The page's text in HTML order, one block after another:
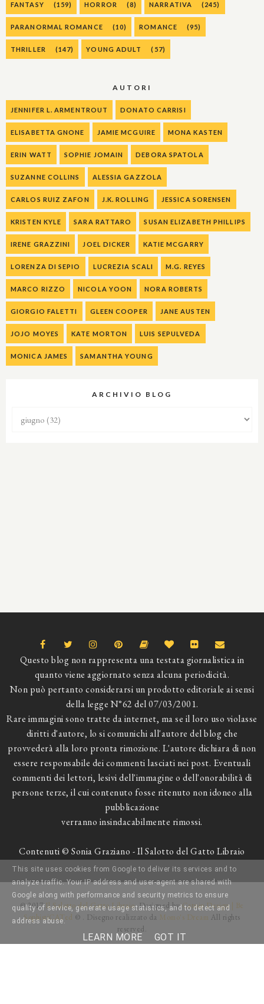
FANTASY (159) HORROR (8) NARRATIVA (245)
PARANORMAL ROMANCE (10) ROMANCE (95)
THRILLER (147) YOUNG ADULT (57)
AUTORI
JENNIFER L. ARMENTROUT DONATO CARRISI
ELISABETTA GNONE JAMIE MCGUIRE MONA KASTEN
ERIN WATT SOPHIE JOMAIN DEBORA SPATOLA
SUZANNE COLLINS ALESSIA GAZZOLA
CARLOS RUIZ ZAFON J.K. ROLLING JESSICA SORENSEN
KRISTEN KYLE SARA RATTARO SUSAN ELIZABETH PHILLIPS
IRENE GRAZZINI JOEL DICKER KATIE MCGARRY
LORENZA DI SEPIO LUCREZIA SCALI M.G. REYES
MARCO RIZZO NICOLA YOON NORA ROBERTS
GIORGIO FALETTI GLEEN COOPER JANE AUSTEN
JOJO MOYES KATE MORTON LUIS SEPULVEDA
MONICA JAMES SAMANTHA YOUNG
ARCHIVIO BLOG
Questo blog non rappresenta una testata giornalistica in
quanto viene aggiornato senza alcuna periodicità.
Non può pertanto considerarsi un prodotto editoriale ai sensi
della legge N°62 del 07/03/2001.
Rare immagini sono tratte da internet, ma se il loro uso violasse
diritti d'autore, lo si comunichi all'autore del blog che
provvederà alla loro pronta rimozione. L'autore dichiara di non
essere responsabile dei commenti lasciati nei post. Eventuali
commenti dei lettori, lesivi dell'immagine o dell'onorabilità di
persone terze, il cui contenuto fosse ritenuto non idoneo alla
pubblicazione
verranno insindacabilmente rimossi.
Contenuti © Sonia Graziano - Il Salotto del Gatto Libraio
© 2017Il Salotto del Gatto Libraio. Designed byCatnip Design | Be
SophistiCATed © . Disegno realizzato da Momo's Dream All rights
reserved.
This site uses cookies from Google to deliver its services and to
analyze traffic. Your IP address and user-agent are shared with
Google along with performance and security metrics to ensure
quality of service, generate usage statistics, and to detect and
address abuse.
LEARN MORE GOT IT